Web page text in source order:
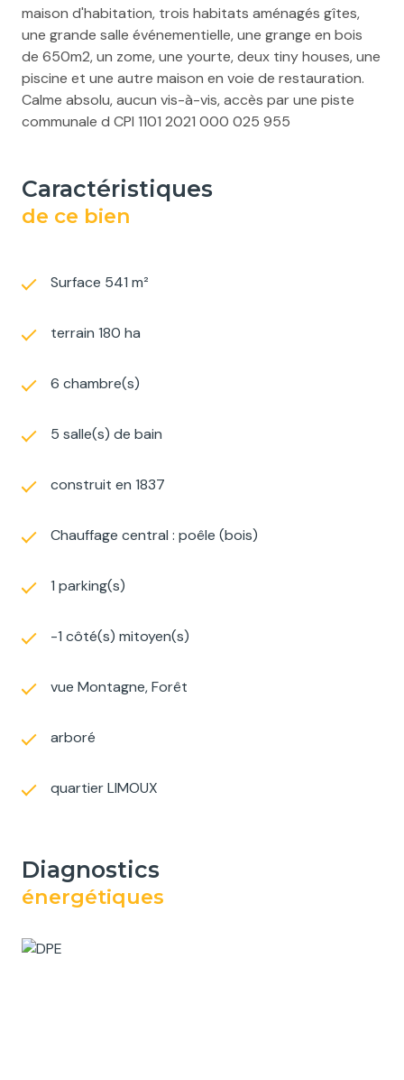
maison d'habitation, trois habitats aménagés gîtes,
une grande salle événementielle, une grange en bois
de 650m2, un zome, une yourte, deux tiny houses, une
piscine et une autre maison en voie de restauration.
Calme absolu, aucun vis-à-vis, accès par une piste
communale d CPI 1101 2021 000 025 955
caractéristiques
de ce bien
Surface 541 m²
terrain 180 ha
6 chambre(s)
5 salle(s) de bain
construit en 1837
Chauffage central : poêle (bois)
1 parking(s)
-1 côté(s) mitoyen(s)
vue Montagne, Forêt
arboré
quartier LIMOUX
diagnostics
énergétiques